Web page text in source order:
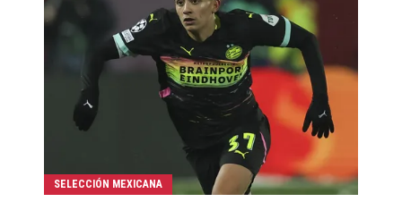
SELECCIÓN MEXICANA